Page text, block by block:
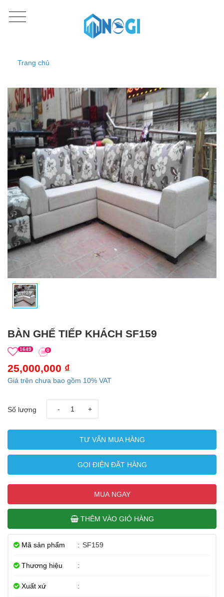
Trang chủ
BÀN GHẾ TIẾP KHÁCH SF159
1649 0
25,000,000 ₫
Giá trên chưa bao gồm 10% VAT
Số lượng - +
TƯ VẤN MUA HÀNG
GỌI ĐIỆN ĐẶT HÀNG
MUA NGAY
THÊM VÀO GIỎ HÀNG
Mã sản phẩm : SF159
Thương hiệu :
Xuất xứ :